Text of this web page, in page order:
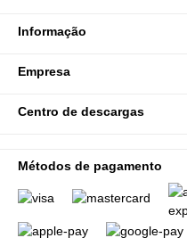
Informação
Empresa
Centro de descargas
Métodos de pagamento